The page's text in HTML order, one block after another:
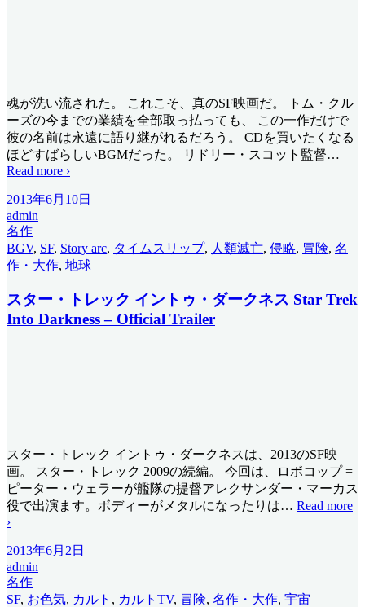
魂が洗い流された。 これこそ、真のSF映画だ。 トム・クル
ーズの今までの業績を全部取っ払っても、 この一作だけで
彼の名前は永遠に語り継がれるだろう。 CDを買いたくなる
ほどすばらしいBGMだった。 リドリー・スコット監督…
Read more ›
2013年6月10日
admin
名作
BGV, SF, Story arc, タイムスリップ, 人類滅亡, 侵略, 冒険, 名
作・大作, 地球
スター・トレック イントゥ・ダークネス Star Trek
Into Darkness – Official Trailer
スター・トレック イントゥ・ダークネスは、2013のSF映
画。 スター・トレック 2009の続編。 今回は、ロボコップ =
ピーター・ウェラーが艦隊の提督アレクサンダー・マーカス
役で出演ます。ボディーがメタルになったりは… Read more
›
2013年6月2日
admin
名作
SF, お色気, カルト , カルトTV, 冒険, 名作・大作, 宇宙